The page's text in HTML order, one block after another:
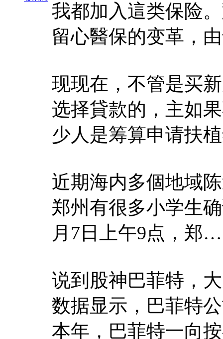
我都加入這类保险
留心醫保的变革，
现现在，不管是买
选择貸款的，主如
少人是筹算申请扶
近期海内多個地域
郑州有很多小学生
月7日上午9点，郑…
说到股神巴菲特，
数据显示，巴菲特
本年，巴菲特一向